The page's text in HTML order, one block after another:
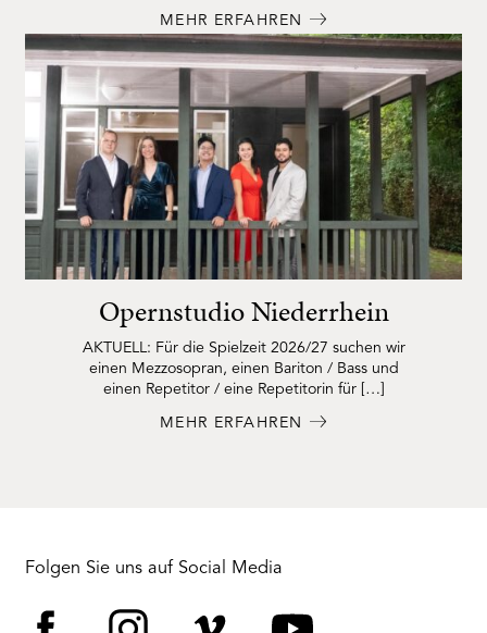
MEHR ERFAHREN
Opernstudio Niederrhein
AKTUELL: Für die Spielzeit 2026/27 suchen wir
einen Mezzosopran, einen Bariton / Bass und
einen Repetitor / eine Repetitorin für […]
MEHR ERFAHREN
Folgen Sie uns auf Social Media